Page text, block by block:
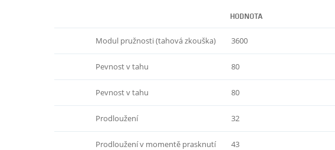
HODNOTA
Modul pružnosti (tahová zkouška) 3600
Pevnost v tahu 80
Pevnost v tahu 80
Prodloužení 32
Prodloužení v momentě prasknutí 43